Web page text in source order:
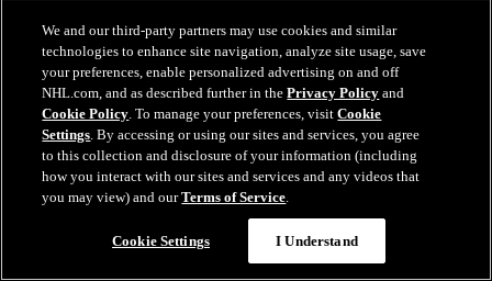
6:34
Längs Sargen: Björck kan ta NHL-plats
Ekholm om Björcks chanser till spel direkt med Jets
07 jul 2026
We and our third-party partners may use cookies and similar
technologies to enhance site navigation, analyze site usage, save
your preferences, enable personalized advertising on and off
NHL.com, and as described further in thePrivacy Policy and
Cookie Policy. To manage your preferences, visitCookie
Settings. By accessing or using our sites and services, you agree
to this collection and disclosure of your information (including
how you interact with our sites and services and any videos that
you may view) and ourTerms of Service.
Cookie Settings I Understand